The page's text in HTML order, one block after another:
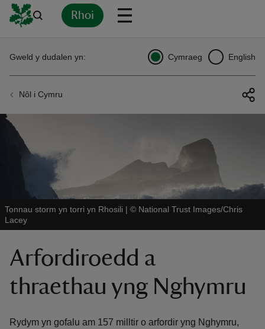
Rhoi
Nôl i Cymru
Gweld y dudalen yn: Cymraeg English
Tonnau storm yn torri yn Rhosili | © National Trust Images/Chris
Lacey
Arfordiroedd a
thraethau yng Nghymru
Rydym yn gofalu am 157 milltir o arfordir yng Nghymru,